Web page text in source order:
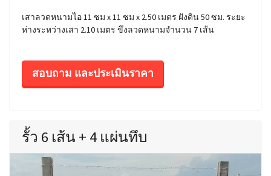
เสาลวดหนามไอ 11 ซม x 11 ซม x 2.50 เมตร ฝังดิน 50 ซม. ระยะ
ห่างระหว่างเสา 2.10 เมตร ขึงลวดหนามจำนวน 7 เส้น
สอบถาม และประเมินราคา
รั้ว 6 เส้น + 4 แผ่นทึบ